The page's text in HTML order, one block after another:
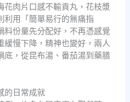
花肉片口感不輸貢丸，花枝漿
利用「簡單易行的無痛指
料份量先分配好，不再憑感覺
緩慢下降，精神也變好，兩人
底，從昆布湯、番茄湯到藥膳
的日常成就